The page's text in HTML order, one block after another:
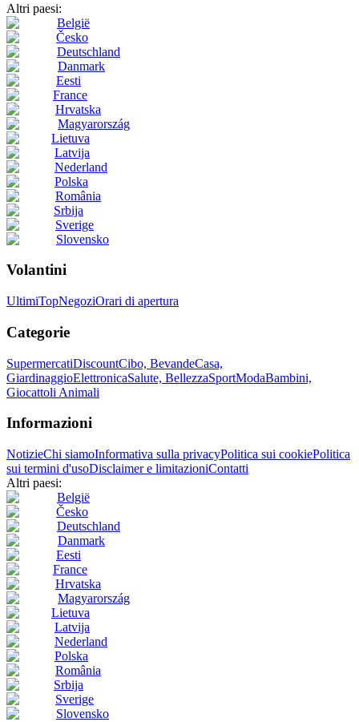
Altri paesi:
België
Česko
Deutschland
Danmark
Eesti
France
Hrvatska
Magyarország
Lietuva
Latvija
Nederland
Polska
România
Srbija
Sverige
Slovensko
Volantini
UltimiTopNegoziOrari di apertura
Categorie
SupermercatiDiscountCibo, BevandeCasa,
GiardinaggioElettronicaSalute, BellezzaSportModaBambini,
Giocattoli Animali
Informazioni
NotizieChi siamoInformativa sulla privacyPolitica sui cookiePolitica
sui termini d'usoDisclaimer e limitazioniContatti
Altri paesi:
België
Česko
Deutschland
Danmark
Eesti
France
Hrvatska
Magyarország
Lietuva
Latvija
Nederland
Polska
România
Srbija
Sverige
Slovensko